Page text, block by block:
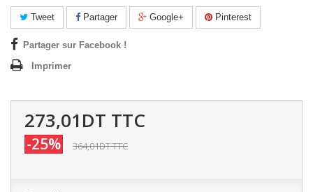
Tweet Partager Google+ Pinterest
Partager sur Facebook !
Imprimer
273,01DT TTC
-25% 364,01DTTTC